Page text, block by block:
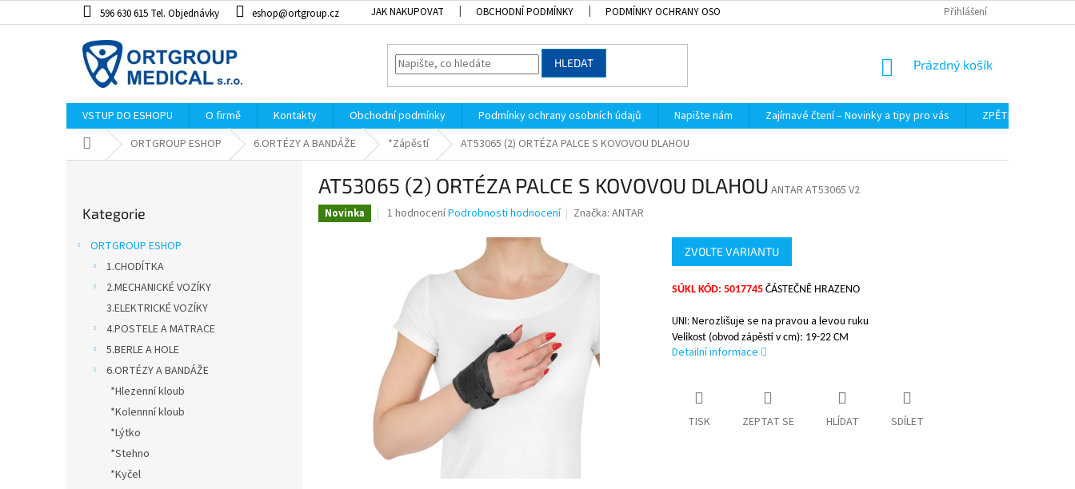
na
596 630 615 Tel. Objednávky eshop@ortgroup.cz JAK NAKUPOVAT OBCHODNÍ PODMÍNKY PODMÍNKY OCHRANY OSOBNÍCH ÚDAJŮ Přihlášení
HLEDAT
NÁKUPNÍ
Prázdný košík
VSTUP DO ESHOPU O firmě Kontakty Obchodní podmínky Podmínky ochrany osobních údajů Napište nám Zajímavé čtení – Novinky a tipy pro vás
ZPĚTNÝ ODBĚR
Domů ORTGROUP ESHOP 6.ORTÉZY A BANDÁŽE *Zápěstí AT53065 (2) ORTÉZA PALCE S KOVOVOU DLAHOU
kategorie
Kategorie
ORTGROUP ESHOP
1.CHODÍTKA
2.MECHANICKÉ VOZÍKY
3.ELEKTRICKÉ VOZÍKY
4.POSTELE A MATRACE
5.BERLE A HOLE
6.ORTÉZY A BANDÁŽE
*Hlezenní kloub
*Kolennní kloub
*Lýtko
*Stehno
*Kyčel
AT53065 (2) ORTÉZA PALCE S KOVOVOU DLAHOU ANTAR AT53065 V2
Novinka
Průměrné
hvězdiček.
1 hodnoceníPodrobnosti hodnocení Značka:ANTAR
ZVOLTE VARIANTU
SÚKL KÓD: 5017745 ČÁSTEČNĚ HRAZENO
UNI: Nerozlišuje se na pravou a levou ruku
Velikost (obvod zápěstí v cm): 19-22 CM
Detailní informace
TISK ZEPTAT SE HLÍDAT SDÍLET